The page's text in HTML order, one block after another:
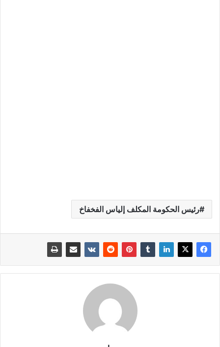
رئيس الحكومة المكلف إلياس الفخفاخ